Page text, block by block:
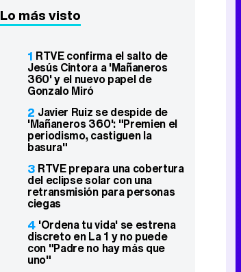
Lo más visto
1 RTVE confirma el salto de
Jesús Cintora a 'Mañaneros
360' y el nuevo papel de
Gonzalo Miró
2 Javier Ruiz se despide de
'Mañaneros 360': "Premien el
periodismo, castiguen la
basura"
3 RTVE prepara una cobertura
del eclipse solar con una
retransmisión para personas
ciegas
4 'Ordena tu vida' se estrena
discreto en La 1 y no puede
con "Padre no hay más que
uno"